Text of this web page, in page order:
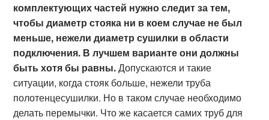
комплектующих частей нужно следит за тем,
чтобы диаметр стояка ни в коем случае не был
меньше, нежели диаметр сушилки в области
подключения. В лучшем варианте они должны
быть хотя бы равны.Допускаются и такие
ситуации, когда стояк больше, нежели труба
полотенцесушилки. Но в таком случае необходимо
делать перемычки. Что же касается самих труб для